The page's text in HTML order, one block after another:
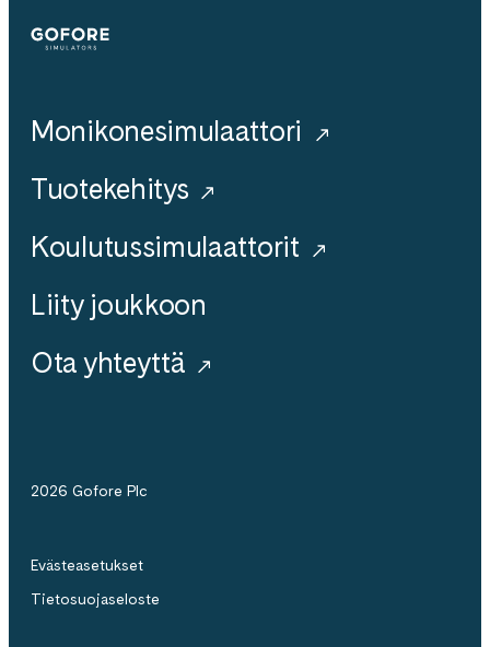
Simulators
Monikonesimulaattori
Tuotekehitys
Koulutussimulaattorit
Liity joukkoon
Ota yhteyttä
2026 Gofore Plc
Evästeasetukset
Tietosuojaseloste